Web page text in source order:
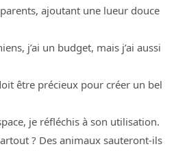
ajoutant une lueur douce
j’ai un budget, mais j’ai aussi
être précieux pour créer un bel
je réfléchis à son utilisation.
? Des animaux sauteront-ils